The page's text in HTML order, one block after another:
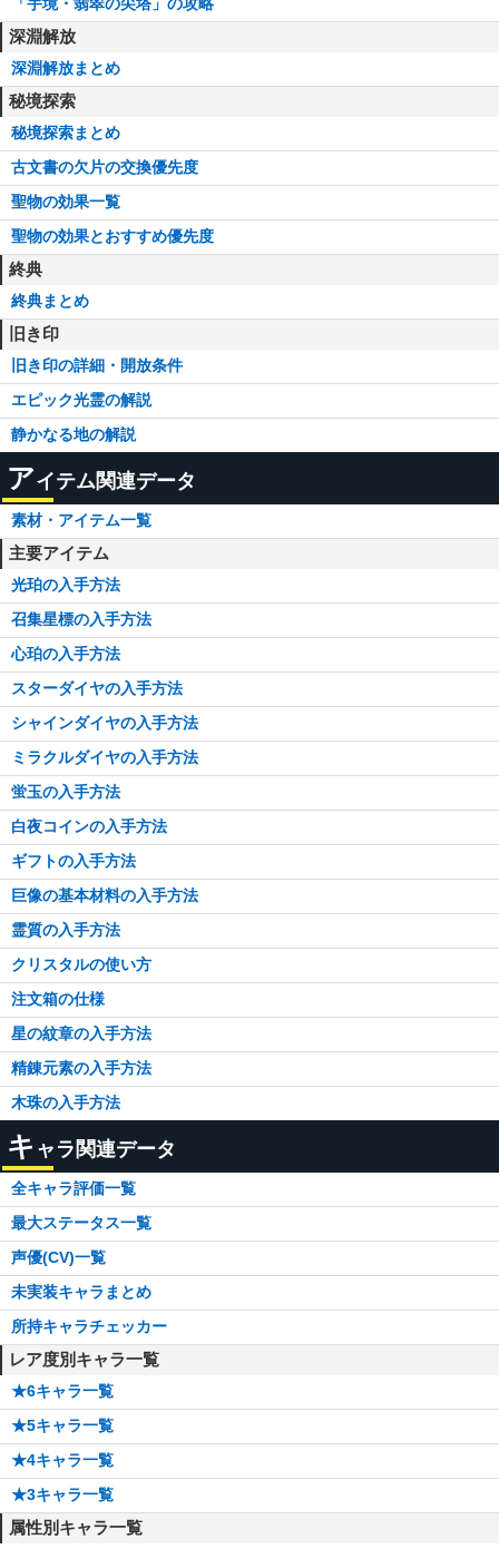
「宇境・翡翠の尖塔」の攻略
深淵解放
深淵解放まとめ
秘境探索
秘境探索まとめ
古文書の欠片の交換優先度
聖物の効果一覧
聖物の効果とおすすめ優先度
終典
終典まとめ
旧き印
旧き印の詳細・開放条件
エピック光霊の解説
静かなる地の解説
アイテム関連データ
素材・アイテム一覧
主要アイテム
光珀の入手方法
召集星標の入手方法
心珀の入手方法
スターダイヤの入手方法
シャインダイヤの入手方法
ミラクルダイヤの入手方法
蛍玉の入手方法
白夜コインの入手方法
ギフトの入手方法
巨像の基本材料の入手方法
霊質の入手方法
クリスタルの使い方
注文箱の仕様
星の紋章の入手方法
精錬元素の入手方法
木珠の入手方法
キ ャラ関連データ
全キャラ評価一覧
最大ステータス一覧
声優(CV)一覧
未実装キャラまとめ
所持キャラチェッカー
レア度別キャラ一覧
★6キャラ一覧
★5キャラ一覧
★4キャラ一覧
★3キャラ一覧
属性別キャラ一覧